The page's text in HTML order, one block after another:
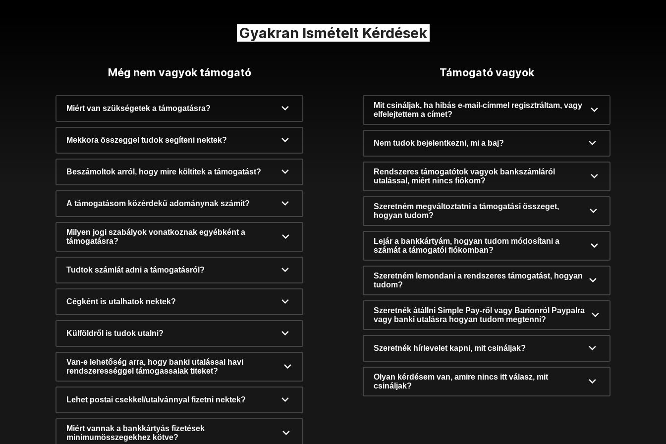
Gyakran Ismételt Kérdések
Még nem vagyok támogató
Miért van szükségetek a támogatásra?
Mekkora összeggel tudok segíteni nektek?
Beszámoltok arról, hogy mire költitek a támogatást?
A támogatásom közérdekű adománynak számít?
Milyen jogi szabályok vonatkoznak egyébként a
támogatásra?
Tudtok számlát adni a támogatásról?
Cégként is utalhatok nektek?
Külföldről is tudok utalni?
Van-e lehetőség arra, hogy banki utalással havi
rendszerességgel támogassalak titeket?
Lehet postai csekkel/utalvánnyal fizetni nektek?
Miért vannak a bankkártyás fizetések
minimumösszegekhez kötve?
Támogató vagyok
Mit csináljak, ha hibás e-mail-címmel regisztráltam, vagy
elfelejtettem a címet?
Nem tudok bejelentkezni, mi a baj?
Rendszeres támogatótok vagyok bankszámláról
utalással, miért nincs fiókom?
Szeretném megváltoztatni a támogatási összeget,
hogyan tudom?
Lejár a bankkártyám, hogyan tudom módosítani a
számát a támogatói fiókomban?
Szeretném lemondani a rendszeres támogatást, hogyan
tudom?
Szeretnék átállni Simple Pay-ről vagy Barionról Paypalra
vagy banki utalásra hogyan tudom megtenni?
Szeretnék hírlevelet kapni, mit csináljak?
Olyan kérdésem van, amire nincs itt válasz, mit
csináljak?